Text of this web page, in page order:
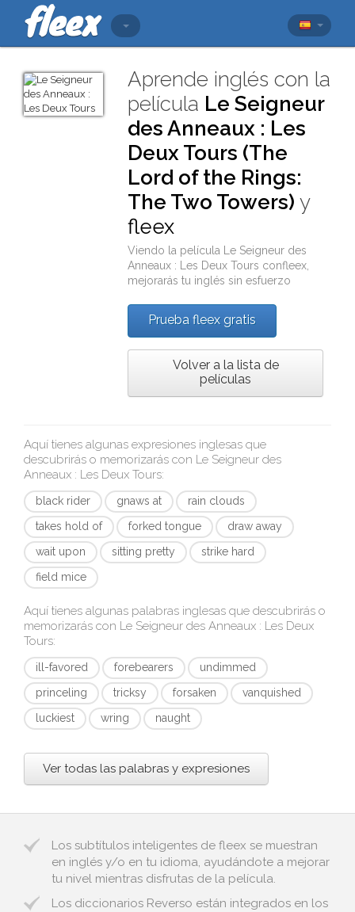
Aprende inglés con la
película Le Seigneur
des Anneaux : Les
Deux Tours (The
Lord of the Rings:
The Two Towers) y
fleex
Viendo la película
Le Seigneur des
Anneaux : Les Deux Tours confleex
mejorarás tu inglés sin esfuerzo
Prueba fleex gratis
Volver a la lista de
películas
Aquí tienes algunas expresiones inglesas que
descubrirás o memorizarás con Le Seigneur des
Anneaux : Les Deux Tours:
black rider gnaws at
rain clouds
takes hold of
forked tongue
draw away
wait upon
sitting pretty
strike hard
field mice
Aquí tienes algunas palabras inglesas que descubrirás o
memorizarás con Le Seigneur des Anneaux : Les Deux
Tours:
ill-favored forebearers
undimmed
princeling
tricksy forsaken
vanquished
luckiest
wring naught
Ver todas las palabras y expresiones
Los subtítulos inteligentes de fleex se muestran
en inglés y/o en tu idioma, ayudándote a mejorar
tu nivel mientras disfrutas de la película.
Los diccionarios Reverso están integrados en los